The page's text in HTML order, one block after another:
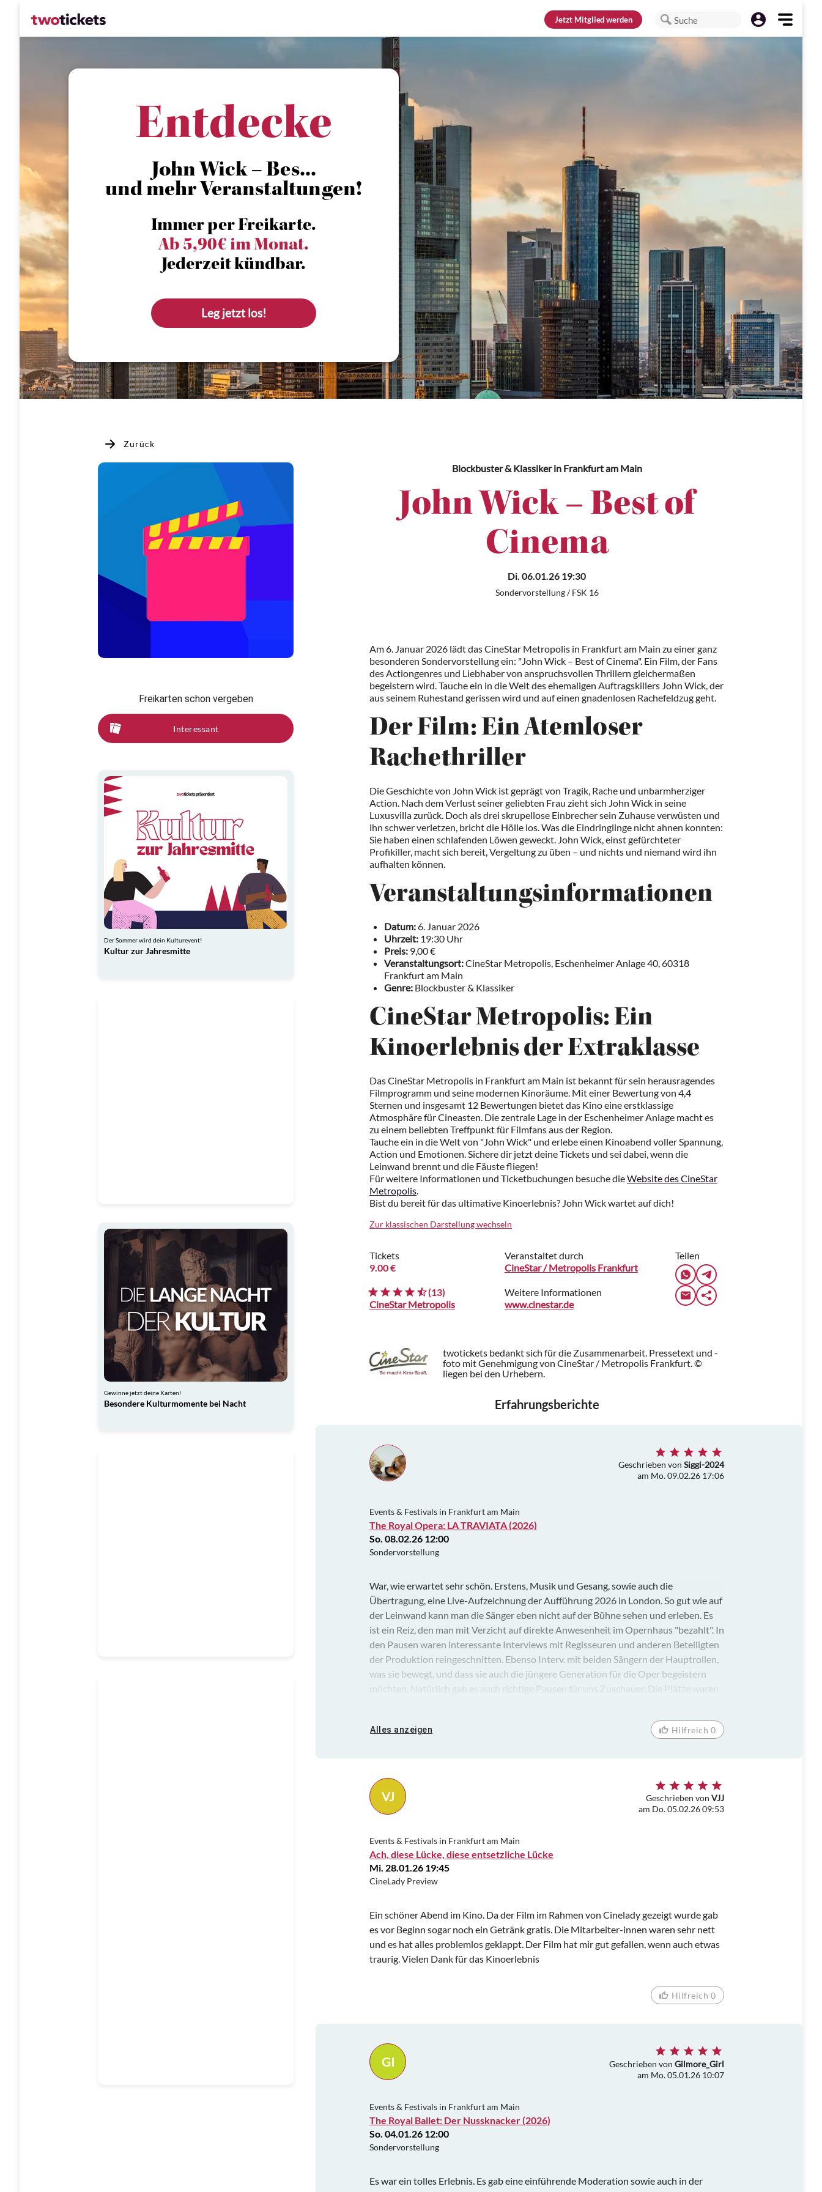
JetztMitglied werden Suche
Entdecke
John Wick – Bes...
und mehr Veranstaltungen!
Immer per Freikarte.
Ab 5,90€ im Monat.
Jederzeit kündbar.
Leg jetzt los!
Zurück
Freikarten schon vergeben
Interessant
Der Sommer wird dein Kulturevent!
Kultur zur Jahresmitte
Gewinne jetzt deine Karten!
Besondere Kulturmomente bei Nacht
Blockbuster & Klassikerin Frankfurt am Main
John Wick – Best of
Cinema
Di. 06.01.26 19:30
Sondervorstellung / FSK 16
Am 6. Januar 2026 lädt das CineStar Metropolis in Frankfurt am Main zu einer ganz
besonderen Sondervorstellung ein: "John Wick – Best of Cinema". Ein Film, der Fans
des Actiongenres und Liebhaber von anspruchsvollen Thrillern gleichermaßen
begeistern wird. Tauche ein in die Welt des ehemaligen Auftragskillers John Wick, der
aus seinem Ruhestand gerissen wird und auf einen gnadenlosen Rachefeldzug geht.
Der Film: Ein Atemloser
Rachethriller
Die Geschichte von John Wick ist geprägt von Tragik, Rache und unbarmherziger
Action. Nach dem Verlust seiner geliebten Frau zieht sich John Wick in seine
Luxusvilla zurück. Doch als drei skrupellose Einbrecher sein Zuhause verwüsten und
ihn schwer verletzen, bricht die Hölle los. Was die Eindringlinge nicht ahnen konnten:
Sie haben einen schlafenden Löwen geweckt. John Wick, einst gefürchteter
Profikiller, macht sich bereit, Vergeltung zu üben – und nichts und niemand wird ihn
aufhalten können.
Veranstaltungsinformationen
Datum:6. Januar 2026
Uhrzeit: 19:30 Uhr
Preis: 9,00 €
Veranstaltungsort:CineStar Metropolis, Eschenheimer Anlage 40, 60318
Frankfurt am Main
Genre: Blockbuster & Klassiker
CineStar Metropolis: Ein
Kinoerlebnis der Extraklasse
Das CineStar Metropolis in Frankfurt am Main ist bekannt für sein herausragendes
Filmprogramm und seine modernen Kinoräume. Mit einer Bewertung von 4,4
Sternen und insgesamt 12 Bewertungen bietet das Kino eine erstklassige
Atmosphäre für Cineasten. Die zentrale Lage in der Eschenheimer Anlage macht es
zu einem beliebten Treffpunkt für Filmfans aus der Region.
Tauche ein in die Welt von "John Wick" und erlebe einen Kinoabend voller Spannung,
Action und Emotionen. Sichere dir jetzt deine Tickets und sei dabei, wenn die
Leinwand brennt und die Fäuste fliegen!
Für weitere Informationen und Ticketbuchungen besuche dieWebsite des CineStar
Metropolis.
Bist du bereit für das ultimative Kinoerlebnis? John Wick wartet auf dich!
Zur klassischen Darstellung wechseln
Tickets
9.00 €
(13)
CineStar Metropolis
Veranstaltet durch
CineStar / Metropolis Frankfurt
Weitere Informationen
www.cinestar.de
Teilen
twotickets bedankt sich für die Zusammenarbeit. Pressetext und -
foto mit Genehmigung von CineStar / Metropolis Frankfurt. ©
liegen bei den Urhebern.
Erfahrungsberichte
Geschrieben von Siggi-2024
am Mo. 09.02.26 17:06
Events & Festivals in Frankfurt am Main
The Royal Opera: LA TRAVIATA (2026)
So. 08.02.26 12:00
Sondervorstellung
War, wie erwartet sehr schön. Erstens, Musik und Gesang, sowie auch die
Übertragung, eine Live-Aufzeichnung der Aufführung 2026 in London. So gut wie auf
der Leinwand kann man die Sänger eben nicht auf der Bühne sehen und erleben. Es
ist ein Reiz, den man mit Verzicht auf direkte Anwesenheit im Opernhaus "bezahlt". In
den Pausen waren interessante Interviews mit Regisseuren und anderen Beteiligten
der Produktion reingeschnitten. Ebenso Interv. mit beiden Sängern der Hauptrollen,
was sie bewegt, und dass sie auch die jüngere Generation für die Oper begeistern
möchten. Natürlich gab es auch richtige Pausen für uns Zuschauer. Die Plätze waren
Alles anzeigen Hilfreich 0
VJ Geschrieben von VJJ
am Do. 05.02.26 09:53
Events & Festivals in Frankfurt am Main
Ach, diese Lücke, diese entsetzliche Lücke
Mi. 28.01.26 19:45
CineLady Preview
Ein schöner Abend im Kino. Da der Film im Rahmen von Cinelady gezeigt wurde gab
es vor Beginn sogar noch ein Getränk gratis. Die Mitarbeiter-innen waren sehr nett
und es hat alles problemlos geklappt. Der Film hat mir gut gefallen, wenn auch etwas
traurig. Vielen Dank für das Kinoerlebnis
Hilfreich 0
GI Geschrieben von Gilmore_Girl
am Mo. 05.01.26 10:07
Events & Festivals in Frankfurt am Main
The Royal Ballet: Der Nussknacker (2026)
So. 04.01.26 12:00
Sondervorstellung
Es war ein tolles Erlebnis. Es gab eine einführende Moderation sowie auch in der